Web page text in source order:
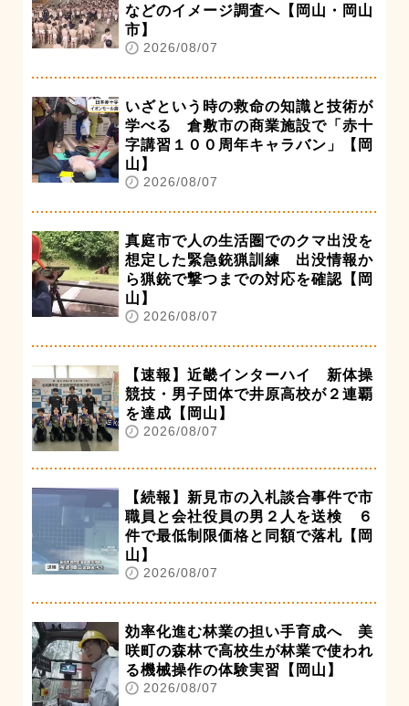
などのイメージ調査へ【岡山・岡山
市】
2026/08/07
いざという時の救命の知識と技術が
学べる 倉敷市の商業施設で「赤十
字講習１００周年キャラバン」【岡
山】
2026/08/07
真庭市で人の生活圏でのクマ出没を
想定した緊急銃猟訓練 出没情報か
ら猟銃で撃つまでの対応を確認【岡
山】
2026/08/07
【速報】近畿インターハイ 新体操
競技・男子団体で井原高校が２連覇
を達成【岡山】
2026/08/07
【続報】新見市の入札談合事件で市
職員と会社役員の男２人を送検 ６
件で最低制限価格と同額で落札【岡
山】
2026/08/07
効率化進む林業の担い手育成へ 美
咲町の森林で高校生が林業で使われ
る機械操作の体験実習【岡山】
2026/08/07